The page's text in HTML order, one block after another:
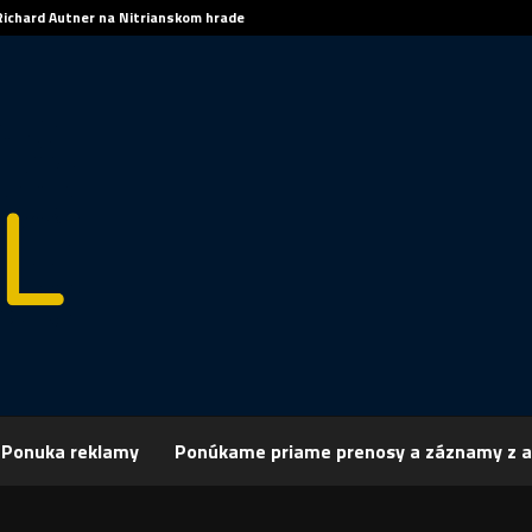
Autner na Nitrianskom hrade
Ponuka reklamy Ponúkame priame prenosy a záznamy z
Archív Publicistika REGIÓN: Mikuláš navštívil Topoľčany